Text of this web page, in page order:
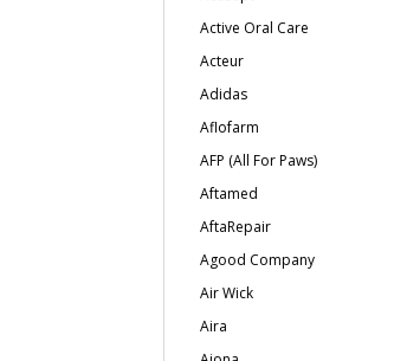
Active Oral Care
Acteur
Adidas
Aflofarm
AFP (All For Paws)
Aftamed
AftaRepair
Agood Company
Air Wick
Aira